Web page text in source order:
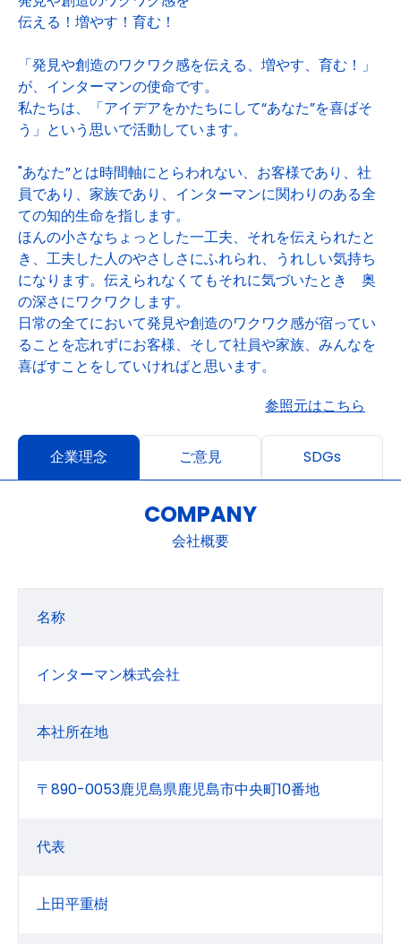
伝える！増やす！育む！
「発見や創造のワクワク感を伝える、増やす、育む！」
が、インターマンの使命です。
私たちは、「アイデアをかたちにして“あなた”を喜ばそ
う」という思いで活動しています。
"あなた”とは時間軸にとらわれない、お客様であり、社
員であり、家族であり、インターマンに関わりのある全
ての知的生命を指します。
ほんの小さなちょっとした一工夫、それを伝えられたと
き、工夫した人のやさしさにふれられ、うれしい気持ち
になります。伝えられなくてもそれに気づいたとき 奥
の深さにワクワクします。
日常の全てにおいて発見や創造のワクワク感が宿ってい
ることを忘れずにお客様、そして社員や家族、みんなを
喜ばすことをしていければと思います。
参照元はこちら
企業理念 ご意見 SDGs
COMPANY
会社概要
名称
インターマン株式会社
本社所在地
〒890-0053鹿児島県鹿児島市中央町10番地
代表
上田平重樹